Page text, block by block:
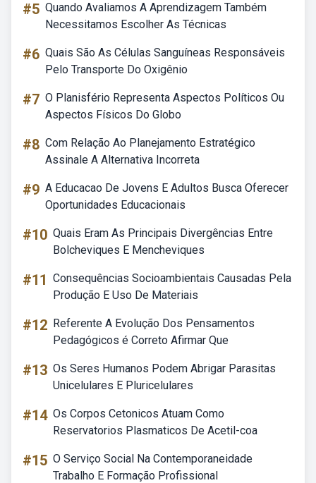
#5 Quando Avaliamos A Aprendizagem Também
Necessitamos Escolher As Técnicas
#6 Quais São As Células Sanguíneas Responsáveis
Pelo Transporte Do Oxigênio
#7 O Planisfério Representa Aspectos Políticos Ou
Aspectos Físicos Do Globo
#8 Com Relação Ao Planejamento Estratégico
Assinale A Alternativa Incorreta
#9 A Educacao De Jovens E Adultos Busca Oferecer
Oportunidades Educacionais
#10 Quais Eram As Principais Divergências Entre
Bolcheviques E Mencheviques
#11 Consequências Socioambientais Causadas Pela
Produção E Uso De Materiais
#12 Referente A Evolução Dos Pensamentos
Pedagógicos é Correto Afirmar Que
#13 Os Seres Humanos Podem Abrigar Parasitas
Unicelulares E Pluricelulares
#14 Os Corpos Cetonicos Atuam Como
Reservatorios Plasmaticos De Acetil-coa
#15 O Serviço Social Na Contemporaneidade
Trabalho E Formação Profissional